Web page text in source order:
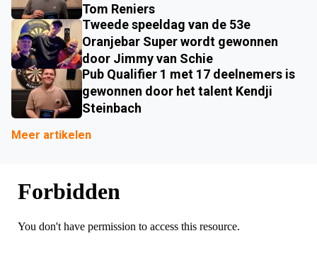
Tom Reniers
Tweede speeldag van de 53e
Oranjebar Super wordt gewonnen
door Jimmy van Schie
Pub Qualifier 1 met 17 deelnemers is
gewonnen door het talent Kendji
Steinbach
Meer artikelen